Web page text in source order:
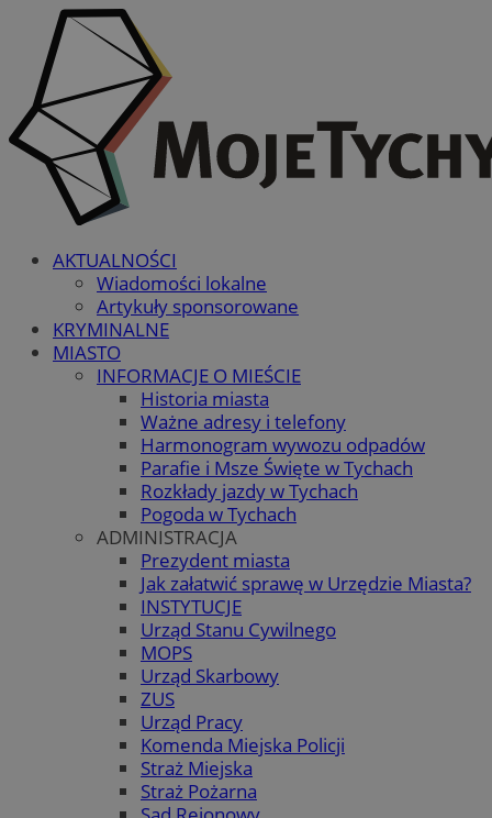
AKTUALNOŚCI
Wiadomości lokalne
Artykuły sponsorowane
KRYMINALNE
MIASTO
INFORMACJE O MIEŚCIE
Historia miasta
Ważne adresy i telefony
Harmonogram wywozu odpadów
Parafie i Msze Święte w Tychach
Rozkłady jazdy w Tychach
Pogoda w Tychach
ADMINISTRACJA
Prezydent miasta
Jak załatwić sprawę w Urzędzie Miasta?
INSTYTUCJE
Urząd Stanu Cywilnego
MOPS
Urząd Skarbowy
ZUS
Urząd Pracy
Komenda Miejska Policji
Straż Miejska
Straż Pożarna